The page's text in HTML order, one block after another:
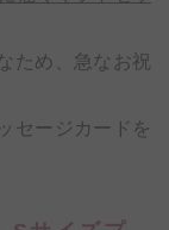
ため、急なお祝
セージカードを